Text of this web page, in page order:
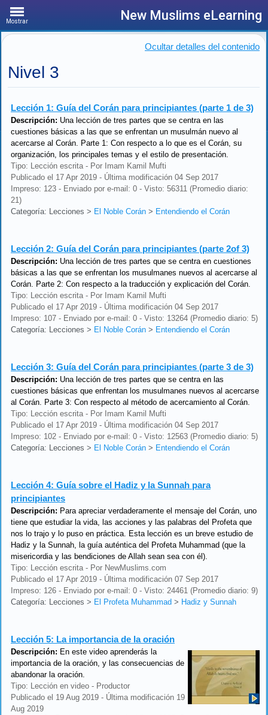
Mostrar New Muslims eLearning
Ocultar detalles del contenido
Nivel 3
Lección 1: Guía del Corán para principiantes (parte 1 de 3)
Descripción: Una lección de tres partes que se centra en las
cuestiones básicas a las que se enfrentan un musulmán nuevo al
acercarse al Corán. Parte 1: Con respecto a lo que es el Corán, su
organización, los principales temas y el estilo de presentación.
Tipo: Lección escrita - Por Imam Kamil Mufti
Publicado el 17 Apr 2019 - Última modificación 04 Sep 2017
Impreso: 123 - Enviado por e-mail: 0 - Visto: 56311 (Promedio diario:
21)
Categoría: Lecciones > El Noble Corán > Entendiendo el Corán
Lección 2: Guía del Corán para principiantes (parte 2of 3)
Descripción: Una lección de tres partes que se centra en cuestiones
básicas a las que se enfrentan los musulmanes nuevos al acercarse al
Corán. Parte 2: Con respecto a la traducción y explicación del Corán.
Tipo: Lección escrita - Por Imam Kamil Mufti
Publicado el 17 Apr 2019 - Última modificación 04 Sep 2017
Impreso: 107 - Enviado por e-mail: 0 - Visto: 13264 (Promedio diario: 5)
Categoría: Lecciones > El Noble Corán > Entendiendo el Corán
Lección 3: Guía del Corán para principiantes (parte 3 de 3)
Descripción: Una lección de tres partes que se centra en las
cuestiones básicas que enfrentan los musulmanes nuevos al acercarse
al Corán. Parte 3: Con respecto al método de acercamiento al Corán.
Tipo: Lección escrita - Por Imam Kamil Mufti
Publicado el 17 Apr 2019 - Última modificación 04 Sep 2017
Impreso: 102 - Enviado por e-mail: 0 - Visto: 12563 (Promedio diario: 5)
Categoría: Lecciones > El Noble Corán > Entendiendo el Corán
Lección 4: Guía sobre el Hadiz y la Sunnah para
principiantes
Descripción: Para apreciar verdaderamente el mensaje del Corán, uno
tiene que estudiar la vida, las acciones y las palabras del Profeta que
nos lo trajo y lo puso en práctica. Esta lección es un breve estudio de
Hadiz y la Sunnah, la guía auténtica del Profeta Muhammad (que la
misericordia y las bendiciones de Allah sean sea con él).
Tipo: Lección escrita - Por NewMuslims.com
Publicado el 17 Apr 2019 - Última modificación 07 Sep 2017
Impreso: 126 - Enviado por e-mail: 0 - Visto: 24461 (Promedio diario: 9)
Categoría: Lecciones > El Profeta Muhammad > Hadiz y Sunnah
Lección 5: La importancia de la oración
Descripción: En este video aprenderás la
importancia de la oración, y las consecuencias de
abandonar la oración.
Tipo: Lección en video - Productor
Publicado el 19 Aug 2019 - Última modificación 19
Aug 2019